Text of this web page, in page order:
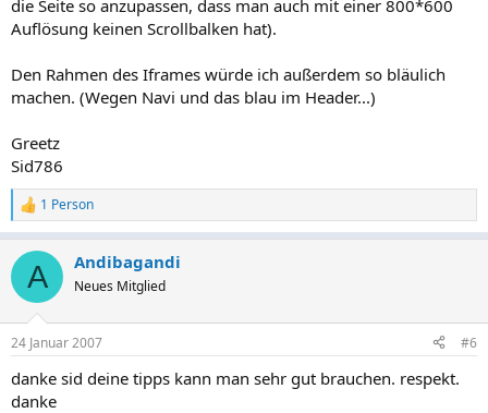
die Seite so anzupassen, dass man auch mit einer 800*600
Auflösung keinen Scrollbalken hat).
Den Rahmen des Iframes würde ich außerdem so bläulich
machen. (Wegen Navi und das blau im Header...)
Greetz
Sid786
R
e
k
i
n
e
n
:
1 Person
A Andibagandi
Neues Mitglied
24 Januar 2007 #6
danke sid deine tipps kann man sehr gut brauchen. respekt.
danke